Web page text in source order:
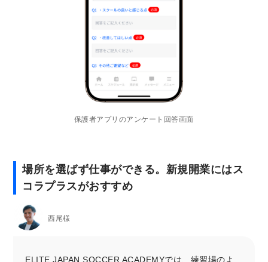
保護者アプリのアンケート回答画面
場所を選ばず仕事ができる。新規開業にはス
コラプラスがおすすめ
西尾様
ELITE JAPAN SOCCER ACADEMYでは、練習場のよ